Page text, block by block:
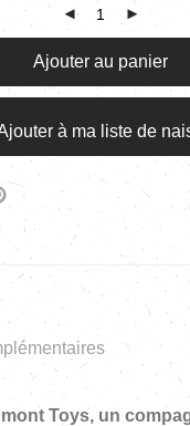
Ajouter au panier
à ma liste de
Toys, un